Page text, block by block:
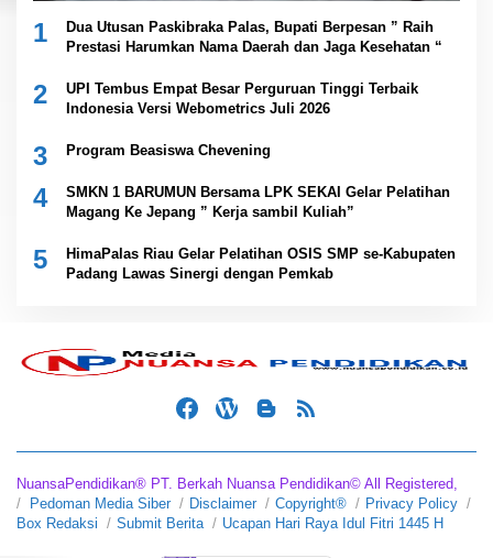
1
Dua Utusan Paskibraka Palas, Bupati Berpesan ” Raih
Prestasi Harumkan Nama Daerah dan Jaga Kesehatan “
2
UPI Tembus Empat Besar Perguruan Tinggi Terbaik
Indonesia Versi Webometrics Juli 2026
3 Program Beasiswa Chevening
4
SMKN 1 BARUMUN Bersama LPK SEKAI Gelar Pelatihan
Magang Ke Jepang ” Kerja sambil Kuliah”
5
HimaPalas Riau Gelar Pelatihan OSIS SMP se-Kabupaten
Padang Lawas Sinergi dengan Pemkab
NuansaPendidikan® PT. Berkah Nuansa Pendidikan© All Registered,
Pedoman Media Siber
Disclaimer Copyright®
Privacy Policy
Box Redaksi
Submit Berita Ucapan Hari Raya Idul Fitri 1445 H